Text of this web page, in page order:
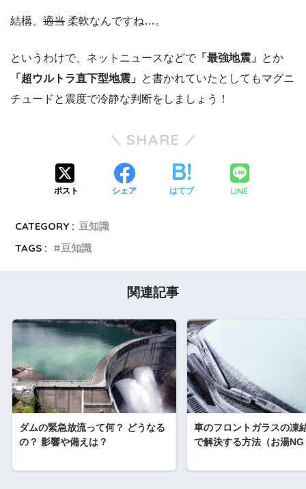
結構、 適当 柔軟なんですね…。
というわけで、ネットニュースなどで 「最強地震」 とか
「超ウルトラ直下型地震」 と書かれていたとしてもマグニ
チュードと震度で冷静な判断をしましょう！
SHARE
ポスト シェア はてブ LINE
CATEGORY : 豆知識
TAGS :
豆知識
関連記事
ダムの緊急放流って何？ どうなる
の？ 影響や備えは？
車のフロントガラスの凍
で解決する方法（お湯NG